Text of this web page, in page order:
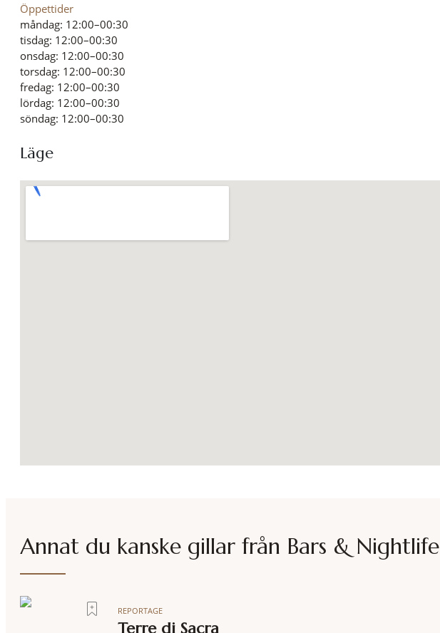
Öppettider
måndag: 12:00–00:30
tisdag: 12:00–00:30
onsdag: 12:00–00:30
torsdag: 12:00–00:30
fredag: 12:00–00:30
lördag: 12:00–00:30
söndag: 12:00–00:30
Läge
Annat du kanske gillar från Bars & Nightlife
REPORTAGE
Terre di Sacra